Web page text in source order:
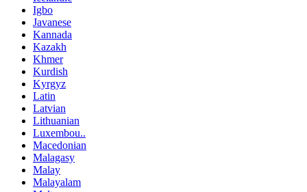
Igbo
Javanese
Kannada
Kazakh
Khmer
Kurdish
Kyrgyz
Latin
Latvian
Lithuanian
Luxembou..
Macedonian
Malagasy
Malay
Malayalam